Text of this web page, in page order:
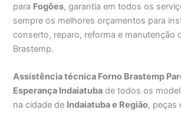
para Fogões, garantia em todos os
sempre os melhores orçamentos para
conserto, reparo, reforma e manutenção
Brastemp.
Assistência técnica Forno Brastemp
Esperança Indaiatuba de todos os
na cidade de Indaiatuba e Região, peças